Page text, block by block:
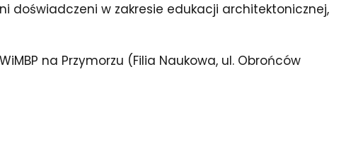
doświadczeni w zakresie edukacji architektonicznej,
na Przymorzu (Filia Naukowa, ul. Obrońców